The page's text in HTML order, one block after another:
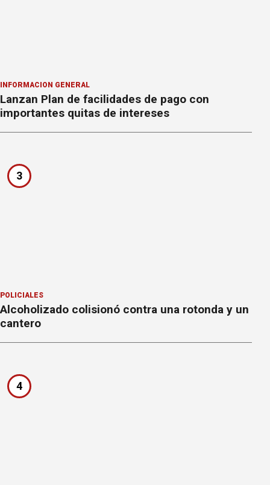
INFORMACION GENERAL
Lanzan Plan de facilidades de pago con
importantes quitas de intereses
3
POLICIALES
Alcoholizado colisionó contra una rotonda y un
cantero
4